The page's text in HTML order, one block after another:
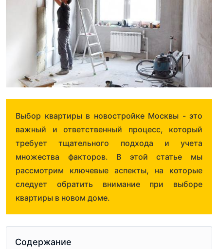
Выбор квартиры в новостройке Москвы - это
важный и ответственный процесс, который
требует тщательного подхода и учета
множества факторов. В этой статье мы
рассмотрим ключевые аспекты, на которые
следует обратить внимание при выборе
квартиры в новом доме.
Содержание